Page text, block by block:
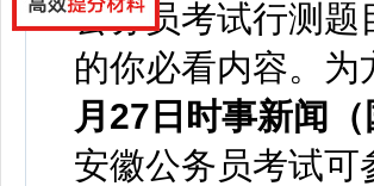
公务员考试行测题
的你必看内容。 为
月27日时事新闻
安徽公务员考试可